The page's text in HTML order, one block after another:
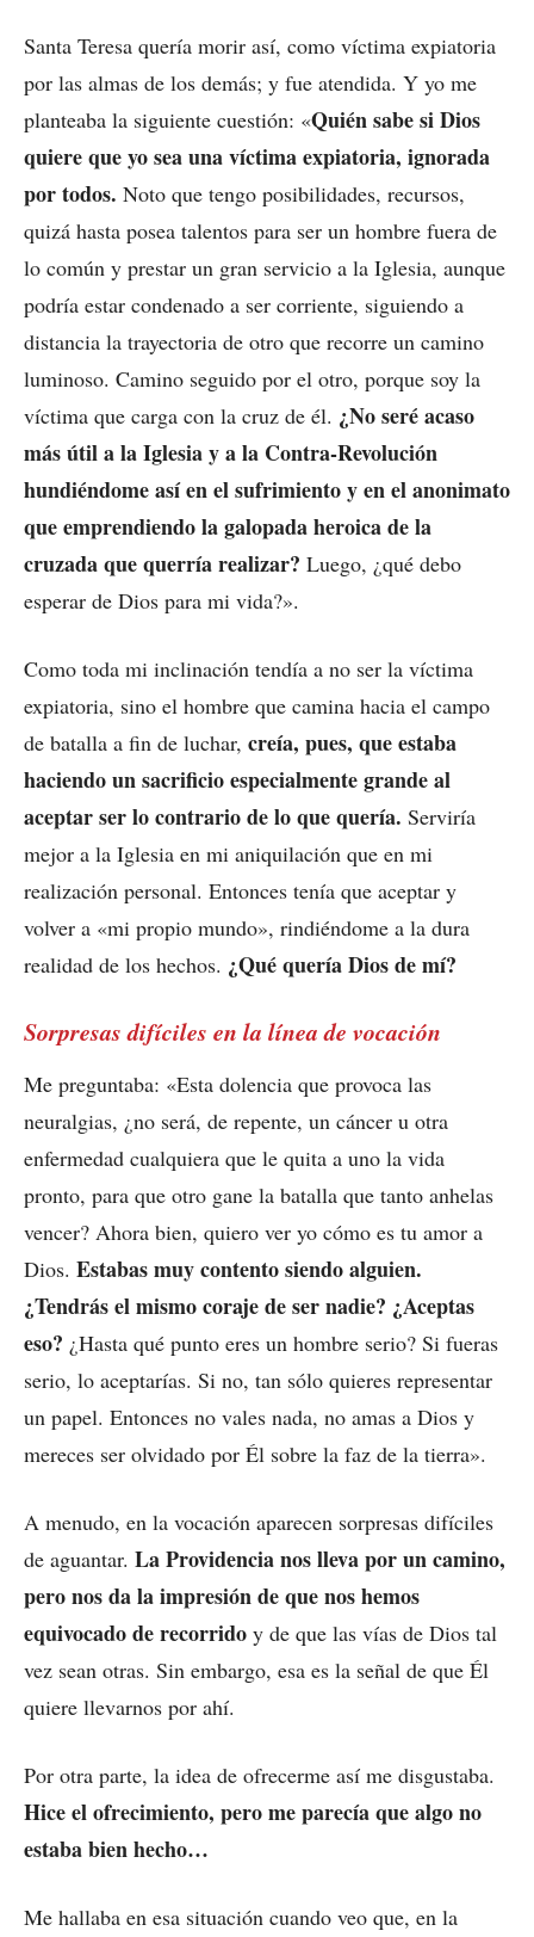
Santa Teresa quería morir así, como víctima expiatoria
por las almas de los demás; y fue atendida. Y yo me
planteaba la siguiente cuestión: «Quién sabe si Dios
quiere que yo sea una víctima expiatoria, ignorada
por todos. Noto que tengo posibilidades, recursos,
quizá hasta posea talentos para ser un hombre fuera de
lo común y prestar un gran servicio a la Iglesia, aunque
podría estar condenado a ser corriente, siguiendo a
distancia la trayectoria de otro que recorre un camino
luminoso. Camino seguido por el otro, porque soy la
víctima que carga con la cruz de él. ¿No seré acaso
más útil a la Iglesia y a la Contra-Revolución
hundiéndome así en el sufrimiento y en el anonimato
que emprendiendo la galopada heroica de la
cruzada que querría realizar? Luego, ¿qué debo
esperar de Dios para mi vida?».
Como toda mi inclinación tendía a no ser la víctima
expiatoria, sino el hombre que camina hacia el campo
de batalla a fin de luchar, creía, pues, que estaba
haciendo un sacrificio especialmente grande al
aceptar ser lo contrario de lo que quería. Serviría
mejor a la Iglesia en mi aniquilación que en mi
realización personal. Entonces tenía que aceptar y
volver a «mi propio mundo», rindiéndome a la dura
realidad de los hechos. ¿Qué quería Dios de mí?
Sorpresas difíciles en la línea de vocación
Me preguntaba: «Esta dolencia que provoca las
neuralgias, ¿no será, de repente, un cáncer u otra
enfermedad cualquiera que le quita a uno la vida
pronto, para que otro gane la batalla que tanto anhelas
vencer? Ahora bien, quiero ver yo cómo es tu amor a
Dios. Estabas muy contento siendo alguien.
¿Tendrás el mismo coraje de ser nadie? ¿Aceptas
eso? ¿Hasta qué punto eres un hombre serio? Si fueras
serio, lo aceptarías. Si no, tan sólo quieres representar
un papel. Entonces no vales nada, no amas a Dios y
mereces ser olvidado por Él sobre la faz de la tierra».
A menudo, en la vocación aparecen sorpresas difíciles
de aguantar. La Providencia nos lleva por un camino,
pero nos da la impresión de que nos hemos
equivocado de recorrido y de que las vías de Dios tal
vez sean otras. Sin embargo, esa es la señal de que Él
quiere llevarnos por ahí.
Por otra parte, la idea de ofrecerme así me disgustaba.
Hice el ofrecimiento, pero me parecía que algo no
estaba bien hecho…
Me hallaba en esa situación cuando veo que, en la